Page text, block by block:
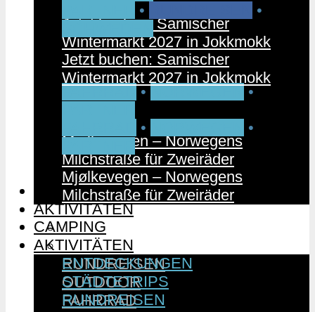
Jetzt buchen: Samischer
Wintermarkt 2027 in Jokkmokk
FAHRRAD • NORWEGEN •
Mjølkevegen – Norwegens
Milchstraße für Zweiräder
CAMPING
AKTIVITÄTEN
ENTDECKUNGEN
STÄDTETRIPS
RUNDREISEN
OUTDOOR
FAHRRAD
•
•
Jetzt buchen: Samischer
Wintermarkt 2027 in Jokkmokk
•
•
Mjølkevegen – Norwegens
Milchstraße für Zweiräder
CAMPING
AKTIVITÄTEN
ENTDECKUNGEN
STÄDTETRIPS
RUNDREISEN